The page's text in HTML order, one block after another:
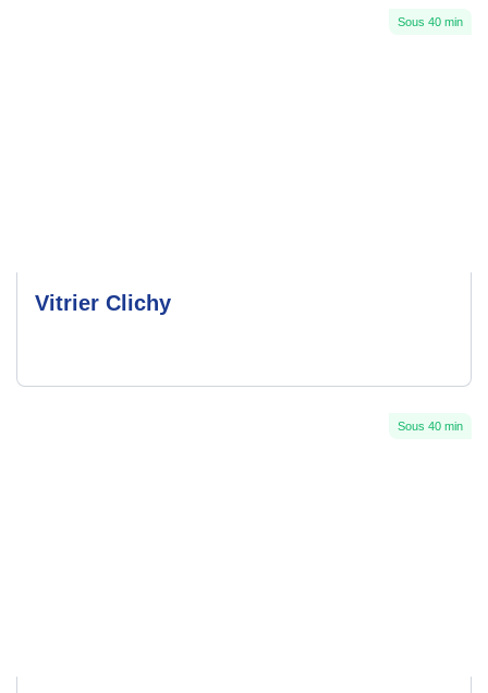
Sous 40 min
Vitrier Clichy
Sous 40 min